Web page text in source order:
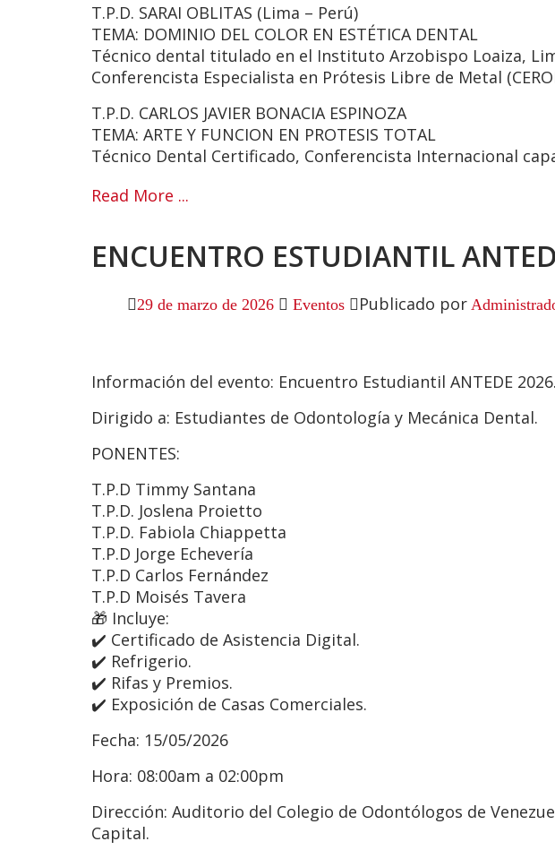
T.P.D. SARAI OBLITAS (Lima – Perú)
TEMA: DOMINIO DEL COLOR EN ESTÉTICA DENTAL
Técnico dental titulado en el Instituto Arzobispo Loaiza,
Conferencista Especialista en Prótesis Libre de Metal
T.P.D. CARLOS JAVIER BONACIA ESPINOZA
TEMA: ARTE Y FUNCION EN PROTESIS TOTAL
Técnico Dental Certificado, Conferencista Internacional
Read More ...
ENCUENTRO ESTUDIANTIL
29 de marzo de 2026 Eventos Publicado por
Información del evento: Encuentro Estudiantil ANTEDE 2026.
Dirigido a: Estudiantes de Odontología y Mecánica Dental.
PONENTES:
T.P.D Timmy Santana
T.P.D. Joslena Proietto
T.P.D. Fabiola Chiappetta
T.P.D Jorge Echevería
T.P.D Carlos Fernández
T.P.D Moisés Tavera
🎁 Incluye:
✔️ Certificado de Asistencia Digital.
✔️ Refrigerio.
✔️ Rifas y Premios.
✔️ Exposición de Casas Comerciales.
Fecha: 15/05/2026
Hora: 08:00am a 02:00pm
Dirección: Auditorio del Colegio de Odontólogos de
Capital.